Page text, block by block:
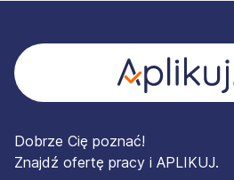
Dobrze Cię poznać!
Znajdź ofertę pracy i APLIKUJ.